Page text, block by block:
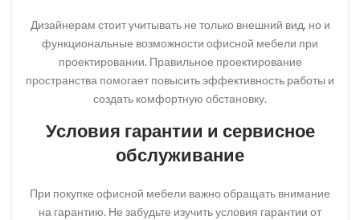
Дизайнерам стоит учитывать не только внешний вид, но и
функциональные возможности офисной мебели при
проектировании. Правильное проектирование
пространства помогает повысить эффективность работы и
создать комфортную обстановку.
Условия гарантии и сервисное
обслуживание
При покупке офисной мебели важно обращать внимание
на гарантию. Не забудьте изучить условия гарантии от